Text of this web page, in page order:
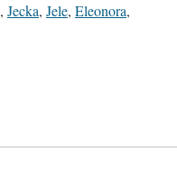
, Jecka, Jele, Eleonora,